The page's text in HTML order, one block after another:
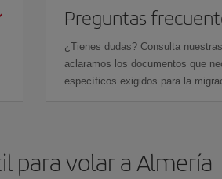
Preguntas
¿Tienes dudas? Consulta nuestras
aclaramos los documentos que
específicos exigidos para la
para volar a Almería